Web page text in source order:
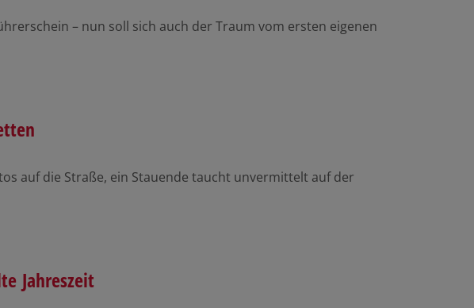
– nun soll sich auch der Traum vom ersten eigenen
auf die Straße, ein Stauende taucht unvermittelt auf der
Jahreszeit